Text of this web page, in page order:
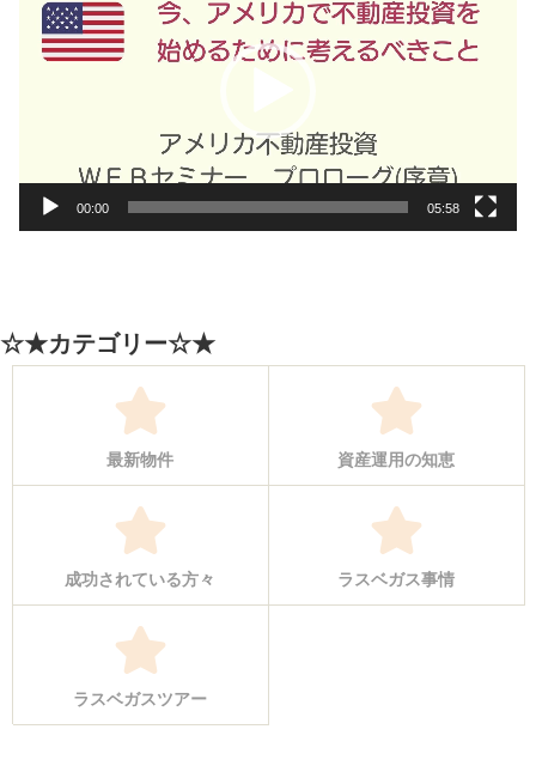
00:00 05:58
☆★カテゴリー☆★
最新物件 資産運用の知恵
成功されている方々 ラスベガス事情
ラスベガスツアー